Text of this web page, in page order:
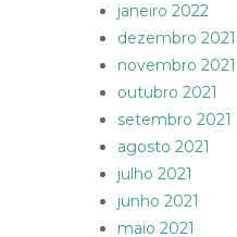
janeiro 2022
dezembro 2021
novembro 2021
outubro 2021
setembro 2021
agosto 2021
julho 2021
junho 2021
maio 2021